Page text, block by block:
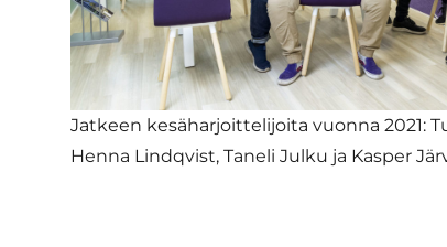
Jatkeen kesäharjoittelijoita vuonna 2021:
Henna Lindqvist, Taneli Julku ja Kasper